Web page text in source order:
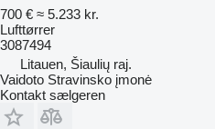
700 € ≈ 5.233 kr.
Lufttørrer
3087494
Litauen, Šiaulių raj.
Vaidoto Stravinsko įmonė
Kontakt sælgeren